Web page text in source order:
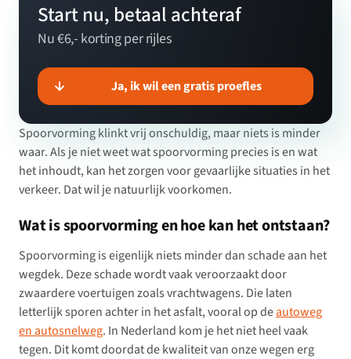
Start nu, betaal achteraf
Nu €6,- korting per rijles
Ja, ik wil een gratis proefles
Spoorvorming klinkt vrij onschuldig, maar niets is minder
waar. Als je niet weet wat spoorvorming precies is en wat
het inhoudt, kan het zorgen voor gevaarlijke situaties in het
verkeer. Dat wil je natuurlijk voorkomen.
Wat is spoorvorming en hoe kan het ontstaan?
Spoorvorming is eigenlijk niets minder dan schade aan het
wegdek. Deze schade wordt vaak veroorzaakt door
zwaardere voertuigen zoals vrachtwagens. Die laten
letterlijk sporen achter in het asfalt, vooral op deautoweg
en autosnelweg. In Nederland kom je het niet heel vaak
tegen. Dit komt doordat de kwaliteit van onze wegen erg